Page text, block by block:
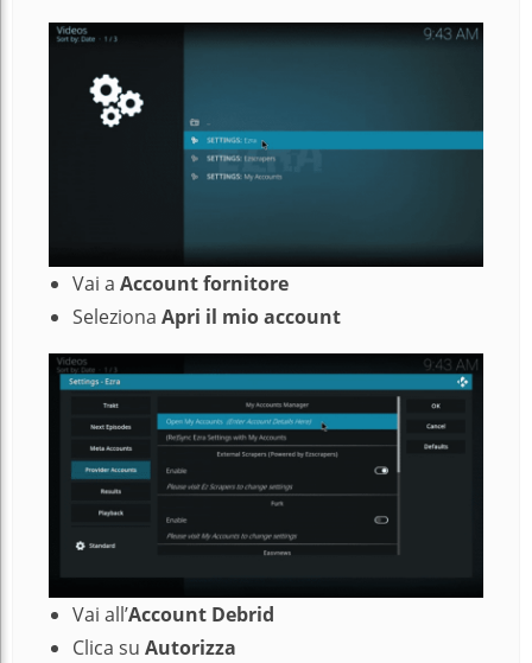
Vai a Account fornitore
Seleziona Apri il mio account
Vai all’Account Debrid
Clica su Autorizza